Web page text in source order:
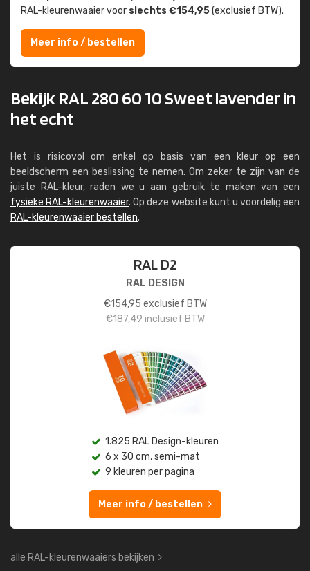
RAL-kleuren­waaier voor slechts €154,95(exclusief BTW).
Meer info / bestellen
Bekijk RAL 280 60 10 Sweet lavender in
het echt
Het is risicovol om enkel op basis van een kleur op een
beeldscherm een beslissing te nemen. Om zeker te zijn van de
juiste RAL-kleur, raden we u aan gebruik te maken van een
fysieke RAL-kleurenwaaier. Op deze website kunt u voordelig een
RAL-kleurenwaaier bestellen.
RAL D2
RAL DESIGN
€154,95 exclusief BTW
€187,49 inclusief BTW
1.825 RAL Design-kleuren
6 x 30 cm, semi-mat
9 kleuren per pagina
Meer info / bestellen
alle RAL-kleurenwaaiers bekijken